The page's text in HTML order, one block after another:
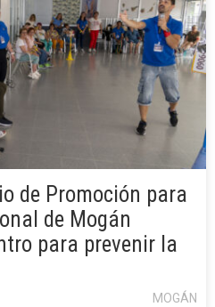
de Promoción para
de Mogán
para prevenir la
MOGÁN